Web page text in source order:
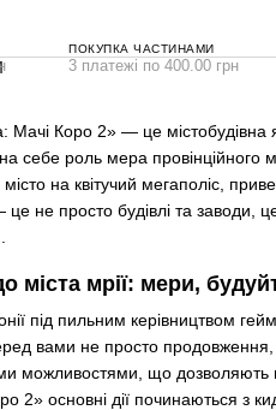
ПОКУПКА ЧАСТИНАМИ
3 платежі по 400.00 грн
Мачі Коро 2» — це містобудівна
себе роль мера
на квітучий мегаполіс,
це не просто будівлі та
міста мрії: мери,
під пильним керівництвом
вами не просто
можливостями, що
2» основні дії починаються з